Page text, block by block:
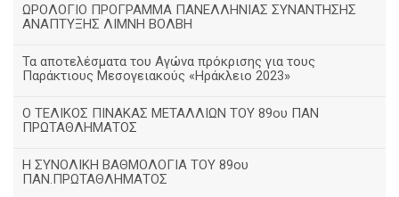
ΩΡΟΛΟΓΙΟ ΠΡΟΓΡΑΜΜΑ ΠΑΝΕΛΛΗΝΙΑΣ ΣΥΝΑΝΤΗΣΗΣ
ΑΝΑΠΤΥΞΗΣ ΛΙΜΝΗ ΒΟΛΒΗ
Τα αποτελέσματα του Αγώνα πρόκρισης για τους
Παράκτιους Μεσογειακούς «Ηράκλειο 2023»
Ο ΤΕΛΙΚΟΣ ΠΙΝΑΚΑΣ ΜΕΤΑΛΛΙΩΝ ΤΟΥ 89ου ΠΑΝ
ΠΡΩΤΑΘΛΗΜΑΤΟΣ
Η ΣΥΝΟΛΙΚΗ ΒΑΘΜΟΛΟΓΙΑ ΤΟΥ 89ου
ΠΑΝ.ΠΡΩΤΑΘΛΗΜΑΤΟΣ